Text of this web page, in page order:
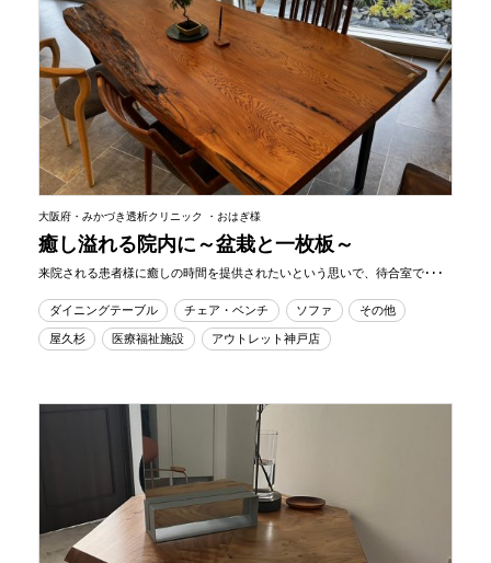
大阪府・みかづき透析クリニック ・おはぎ様
癒し溢れる院内に～盆栽と一枚板～
来院される患者様に癒しの時間を提供されたいという思いで、待合室で･･･
ダイニングテーブル チェア・ベンチ ソファ
その他
屋久杉
医療福祉施設 アウトレット神戸店